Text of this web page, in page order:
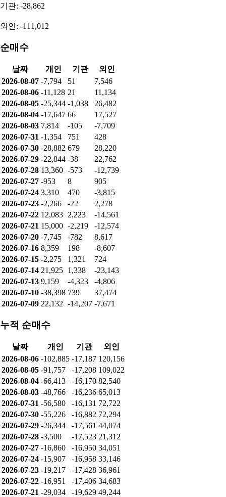
기관: -28,862
외인: -111,012
순매수
날짜 개인 기관
외인
2026-08-07 -7,794 51
7,546
2026-08-06 -11,128 21
11,134
2026-08-05 -25,344 -1,038
26,482
2026-08-04 -17,647 66
17,527
2026-08-03 7,814 -105
-7,709
2026-07-31 -1,354 751
428
2026-07-30 -28,882 679
28,220
2026-07-29 -22,844 -38
22,762
2026-07-28 13,360 -573
-12,739
2026-07-27 -953 8
905
2026-07-24 3,310 470
-3,815
2026-07-23 -2,266 -22
2,278
2026-07-22 12,083 2,223
-14,561
2026-07-21 15,000 -2,219
-12,574
2026-07-20 -7,745 -782
8,617
2026-07-16 8,359 198
-8,607
2026-07-15 -2,275 1,321
724
2026-07-14 21,925 1,338
-23,143
2026-07-13 9,159 -4,323
-4,806
2026-07-10 -38,398 739
37,474
2026-07-09 22,132 -14,207 -7,671
누적 순매수
날짜 개인 기관
외인
2026-08-06 -102,885 -17,187 120,156
2026-08-05 -91,757 -17,208 109,022
2026-08-04 -66,413 -16,170 82,540
2026-08-03 -48,766 -16,236 65,013
2026-07-31 -56,580 -16,131 72,722
2026-07-30 -55,226 -16,882 72,294
2026-07-29 -26,344 -17,561 44,074
2026-07-28 -3,500 -17,523 21,312
2026-07-27 -16,860 -16,950 34,051
2026-07-24 -15,907 -16,958 33,146
2026-07-23 -19,217 -17,428 36,961
2026-07-22 -16,951 -17,406 34,683
2026-07-21 -29,034 -19,629 49,244